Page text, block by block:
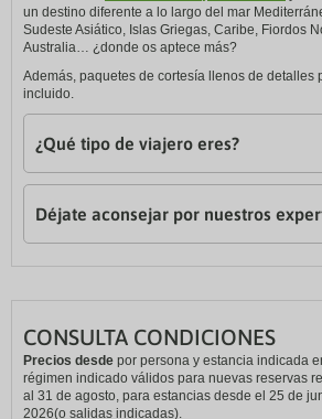
un destino diferente a lo largo del mar
Sudeste Asiático, Islas Griegas, Caribe, Fiordos
Australia… ¿donde os aptece más?
Además, paquetes de cortesía llenos de detalles
incluido.
¿Qué tipo de viajero eres?
Déjate aconsejar por nuestros
CONSULTA CONDICIONES
Precios desde por persona y estancia indicada
régimen indicado válidos para nuevas reservas
al 31 de agosto, para estancias desde el 25 de
2026(o salidas indicadas).